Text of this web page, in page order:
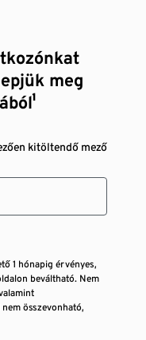
meg
kitöltendő mező
1 hónapig érvényes,
beváltható. Nem
összevonható,